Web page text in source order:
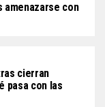
amenazarse con
cierran
pasa con las